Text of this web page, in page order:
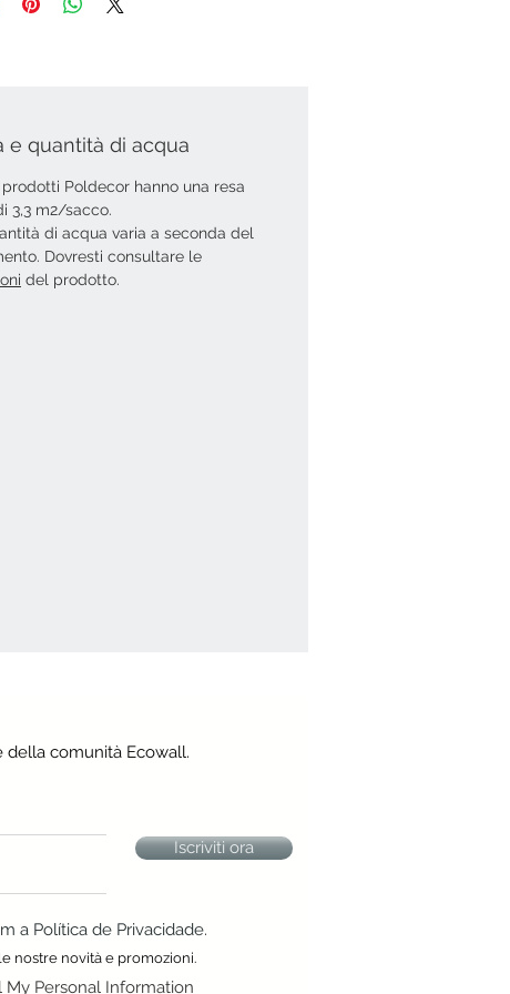
e quantità di acqua
Poldecor hanno una resa
3,3 m2/sacco.
di acqua varia a seconda del
Dovresti consultare le
del prodotto.
della comunità Ecowall.
Iscriviti ora
a Política de Privacidade.
nostre novità e promozioni.
My Personal Information